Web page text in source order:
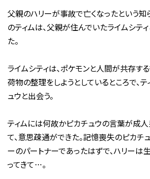
父親のハリーが事故で亡くなったという
のティムは、父親が住んでいたライムシテ
た。
ライムシティは、ポケモンと人間が共存す
荷物の整理をしようとしているところで、
ュウと出会う。
ティムには何故かピカチュウの言葉が成
て、意思疎通ができた。記憶喪失のピカチ
ーのパートナーであったはずで、ハリーは
ってきて…。